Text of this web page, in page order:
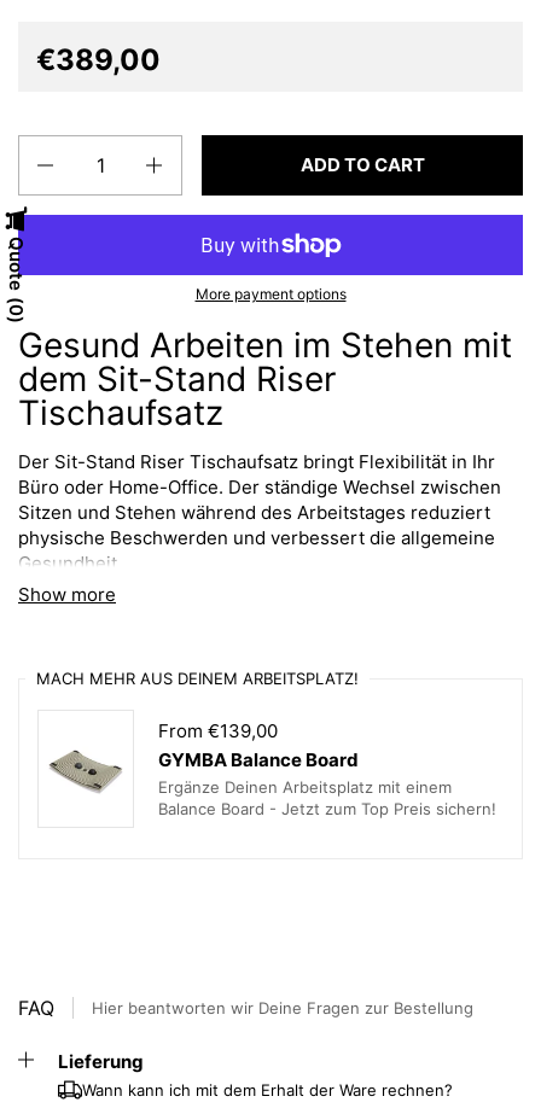
€389,00
ADD TO CART
More payment options
Show more
Gesund Arbeiten im Stehen mit
dem Sit-Stand Riser
Tischaufsatz
Der Sit-Stand Riser Tischaufsatz bringt Flexibilität in Ihr
Büro oder Home-Office. Der ständige Wechsel zwischen
Sitzen und Stehen während des Arbeitstages reduziert
physische Beschwerden und verbessert die allgemeine
Gesundheit.
### Warum Sit-Stand Riser?
und Schultern entlastet. Dank der simplen
Gasfederkonstruktion können Sie den Aufsatz mühelos auf
jede gewünschte Höhe einstellen. Monitor und Tastatur
sind stets optimal positioniert, da sie auf zwei separaten
Plattformen stehen.
### Key Facts:
- **Große Arbeitsfläche**: Viel Platz für PC-Maus und
- **Platz für Geräte**: Einkerbung für Mobiltelefon oder
Tablet.
MACH MEHR AUS DEINEM ARBEITSPLATZ!
From €139,00
GYMBA Balance Board
Ergänze Deinen Arbeitsplatz mit einem
Balance Board - Jetzt zum Top Preis sichern!
FAQ Hier beantworten wir Deine Fragen zur Bestellung
Lieferung
Wann kann ich mit dem Erhalt der Ware rechnen?
Quote
0